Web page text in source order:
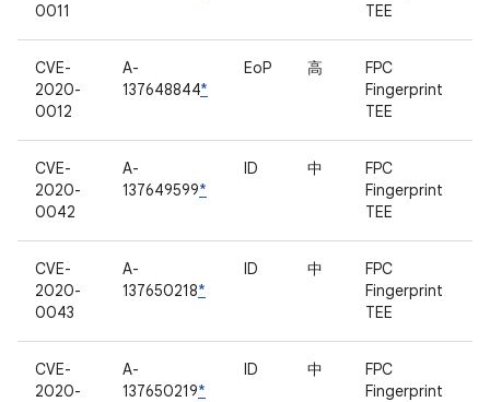
0011
TEE
CVE-
2020-
0012
A-
137648844*
EoP 高
FPC
Fingerprint
TEE
CVE-
2020-
0042
A-
137649599*
ID 中
FPC
Fingerprint
TEE
CVE-
2020-
0043
A-
137650218*
ID 中
FPC
Fingerprint
TEE
CVE-
2020-
A-
137650219*
ID 中
FPC
Fingerprint